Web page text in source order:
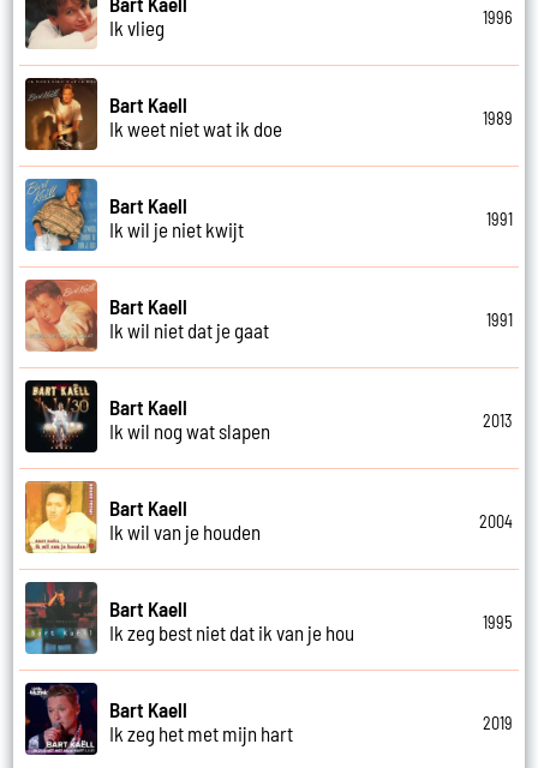
Ik vlieg
1996
Bart Kaell
Ik weet niet wat ik doe
1989
Bart Kaell
Ik wil je niet kwijt
1991
Bart Kaell
Ik wil niet dat je gaat
1991
Bart Kaell
Ik wil nog wat slapen
2013
Bart Kaell
Ik wil van je houden
2004
Bart Kaell
Ik zeg best niet dat ik van je hou
1995
Bart Kaell
Ik zeg het met mijn hart
2019